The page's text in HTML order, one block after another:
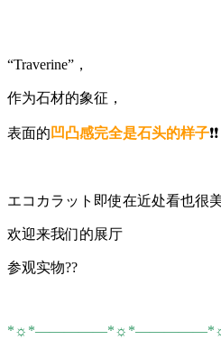
“Traverine”，
作为石材的象征，
表面的 凹凸感完全是石头的样子❗️❗️
エコカラット即使在近处看也很
欢迎来我们的展厅
参观实物??